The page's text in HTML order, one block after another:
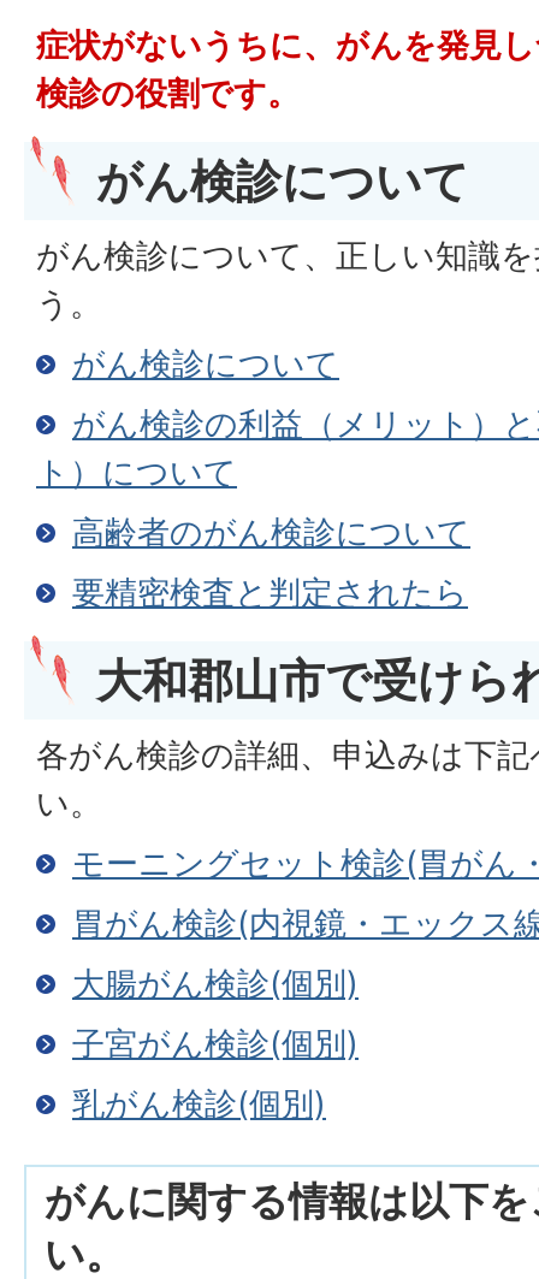
症状がないうちに、がんを発見
検診の役割です。
がん検診について
がん検診について、正しい知識
う。
がん検診について
がん検診の利益（メリット）
ト）について
高齢者のがん検診について
要精密検査と判定されたら
大和郡山市で受けら
各がん検診の詳細、申込みは下
い。
モーニングセット検診(胃がん
胃がん検診(内視鏡・エックス
大腸がん検診(個別)
子宮がん検診(個別)
乳がん検診(個別)
がんに関する情報は以下
い。